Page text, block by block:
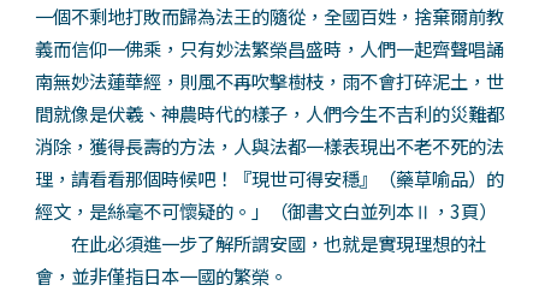
一個不剩地打敗而歸為法王的隨從，全國百姓，捨棄爾前教
義而信仰一佛乘，只有妙法繁榮昌盛時，人們一起齊聲唱誦
南無妙法蓮華經，則風不再吹擊樹枝，雨不會打碎泥土，世
間就像是伏羲、神農時代的樣子，人們今生不吉利的災難都
消除，獲得長壽的方法，人與法都一樣表現出不老不死的法
理，請看看那個時候吧！『現世可得安穩』（藥草喻品）的
經文，是絲毫不可懷疑的。」（御書文白並列本Ⅱ，3頁）
在此必須進一步了解所謂安國，也就是實現理想的社
會，並非僅指日本一國的繁榮。